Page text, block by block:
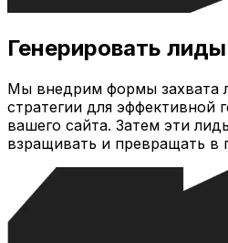
Генерировать лиды
Мы внедрим формы захвата
стратегии для эффективной
вашего сайта. Затем эти
взращивать и превращать в